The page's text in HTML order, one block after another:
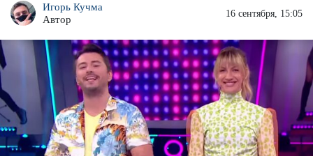
Игорь Кучма
Автор
16 сентября, 15:05